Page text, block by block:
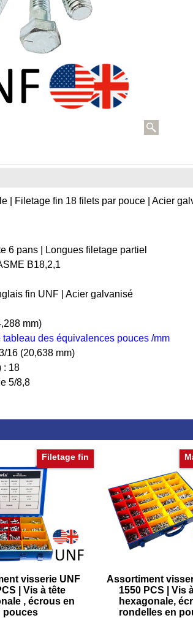
| Filetage fin 18 filets par pouce | Acier
6 pans | Longues filetage partiel
B18,2,1
fin UNF | Acier galvanisé
mm)
tableau des équivalences pouces /mm
16 (20,638 mm)
: 18
5/8,8
Filetage fin
visserie UNF
| Vis à tête
, écrous en
pouces
Assortiment
1550 PCS | Vis
hexagonale,
rondelles en